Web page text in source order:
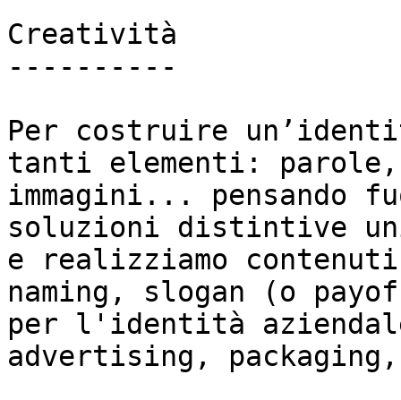
Creatività
----------
Per costruire
tanti elementi:
immagini... pensando
soluzioni distintive
e realizziamo
naming, slogan (o
per l'identità
advertising,